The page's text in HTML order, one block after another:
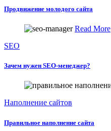
Продвижение молодого сайта
Read More
SEO
Зачем нужен SEO-менеджер?
Наполнение сайтов
Правильное наполнение сайта